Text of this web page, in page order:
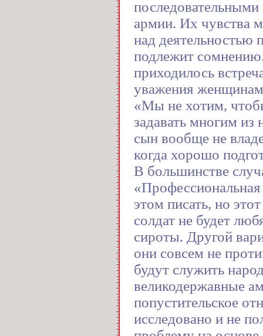
армии. Их чувства
над деятельностью
подлежит
приходилось
уважения
«Мы не хотим,
задавать многим
сын вообще не
когда хорошо
В большинстве
этом писать, но
солдат не будет
сироты. Другой
они совсем не
будут служить
великодержавные
попустительское
исследовано и не